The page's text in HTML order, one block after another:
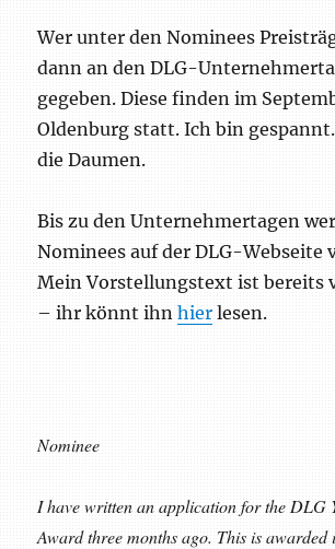
Wer unter den Nominees
dann an den DLG-
gegeben. Diese finden im
Oldenburg statt. Ich bin
die Daumen.
Bis zu den Unternehmertagen
Nominees auf der DLG-Webseite
Mein Vorstellungstext ist bereits
– ihr könnt ihnhier lesen.
Nominee
I have written an application for the DLG
Award three months ago. This is awarded